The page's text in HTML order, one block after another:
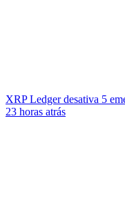
XRP Ledger desativa 5
23 horas atrás